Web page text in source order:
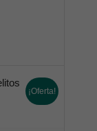
¡Oferta!